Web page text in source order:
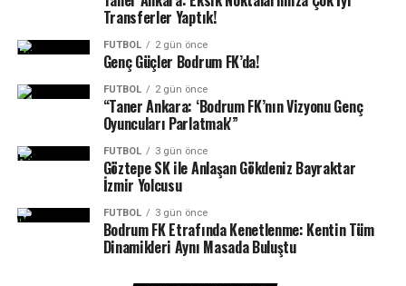
karşılaşmasında Üskidar Belediyespor ile eşleşti.
Yalıkavakspor yarın oynanacak yarı final maçını geçmeyi
başarırsa finalde Bursa Büyükşehir Belediyespor –
Eskişehir Odunpazarı SK maçının galibiyle karşılaşacak.
Transferler Yaptık!
FUTBOL 2 gün önce
Genç Güçler Bodrum FK’da!
FUTBOL 2 gün önce
“Taner Ankara: ‘Bodrum FK’nın Vizyonu Genç
Oyuncuları Parlatmak'”
FUTBOL 3 gün önce
Göztepe SK ile Anlaşan Gökdeniz Bayraktar
İzmir Yolcusu
FUTBOL 3 gün önce
Bodrum FK Etrafında Kenetlenme: Kentin Tüm
Dinamikleri Aynı Masada Buluştu